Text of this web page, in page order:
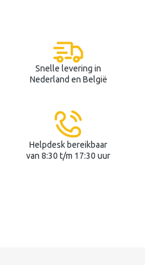
Snelle levering in
Nederland en België
Helpdesk bereikbaar
van 8:30 t/m 17:30 uur